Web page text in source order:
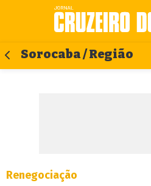
Sorocaba / Região
Renegociação